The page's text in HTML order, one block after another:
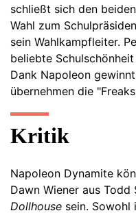
schließt sich den
Wahl zum
sein Wahlkampfleiter.
beliebte
Dank Napoleon
übernehmen die
Kritik
Napoleon Dynamite
Dawn Wiener aus Todd
Dollhouse sein. Sowohl